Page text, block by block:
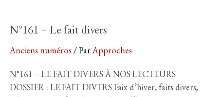
N°161 – Le fait divers
Anciens numéros/ ParApproches
N°161 – LE FAIT DIVERS À NOS LECTEURS
DOSSIER : LE FAIT DIVERS Faix d’hiver, faits divers,